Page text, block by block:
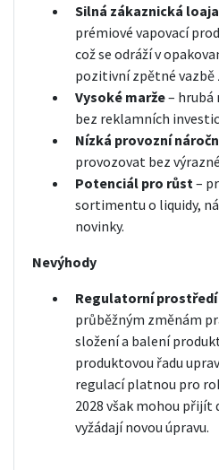
Silná zákaznická
prémiové vapovací
což se odráží v
pozitivní zpětné vazbě
Vysoké marže– hrubá
bez reklamních
Nízká provozní
provozovat bez
Potenciál pro růst –
sortimentu o liquidy,
novinky.
Nevýhody
Regulatorní prostředí
průběžným změnám
složení a balení
produktovou řadu
regulací platnou pro
2028 však mohou přijít
vyžádají novou úpravu.